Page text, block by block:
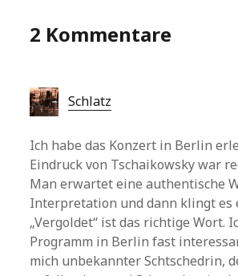
2 Kommentare
Schlatz
Ich habe das Konzert in Berlin
Eindruck von Tschaikowsky war
Man erwartet eine authentische
Interpretation und dann klingt es
„Vergoldet“ ist das richtige Wort.
Programm in Berlin fast
mich unbekannter Schtschedrin,